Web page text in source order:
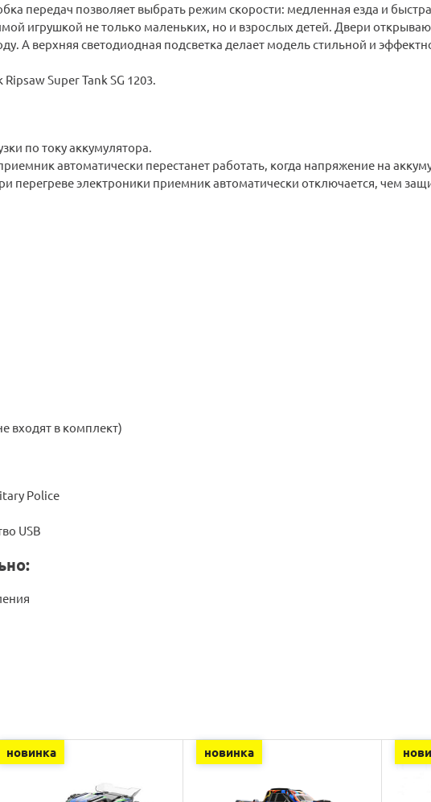
передач позволяет выбрать режим скорости: медленная езда и
игрушкой не только маленьких, но и взрослых детей. Двери
А верхняя светодиодная подсветка делает модель стильной и
Super Tank SG 1203.
по току аккумулятора.
автоматически перестанет работать, когда напряжение на
перегреве электроники приемник автоматически отключается, чем
входят в комплект)
Police
USB
новинка новинка